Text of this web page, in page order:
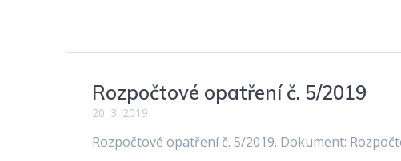
Rozpočtové opatření č. 5/2019
20. 3. 2019
Rozpočtové opatření č. 5/2019. Dokument: